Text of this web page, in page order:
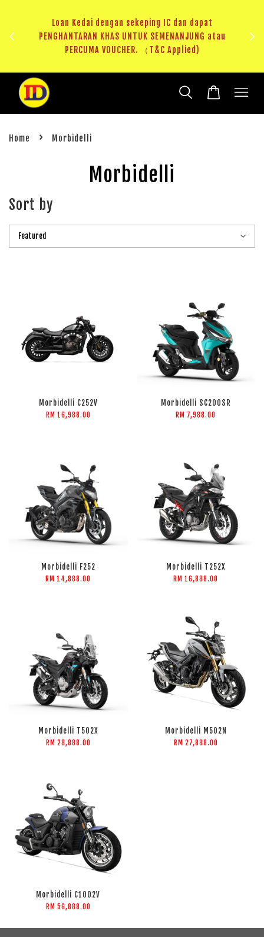
Loan Kedai dengan sekeping IC dan dapat
PENGHANTARAN KHAS UNTUK SEMENANJUNG atau
PERCUMA VOUCHER. （T&C Applied)
Home › Morbidelli
Morbidelli
Sort by
Morbidelli C252V
RM 16,988.00
Morbidelli SC200SR
RM 7,988.00
Morbidelli F252
RM 14,888.00
Morbidelli T252X
RM 16,888.00
Morbidelli T502X
RM 28,888.00
Morbidelli M502N
RM 27,888.00
Morbidelli C1002V
RM 56,888.00